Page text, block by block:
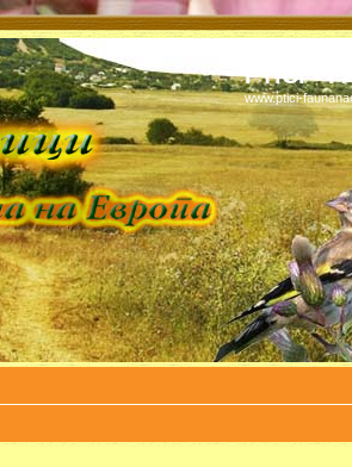
PTICI -
www.ptici-